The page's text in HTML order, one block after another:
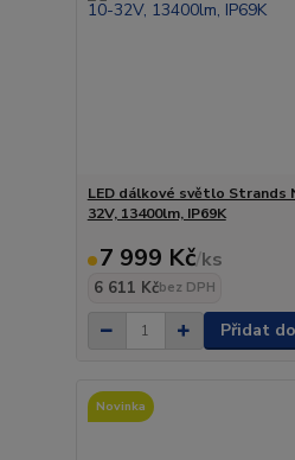
LED dálkové světlo Strands
32V, 13400lm, IP69K
7 999 Kč/ks
6 611 Kčbez DPH
Přidat
Novinka